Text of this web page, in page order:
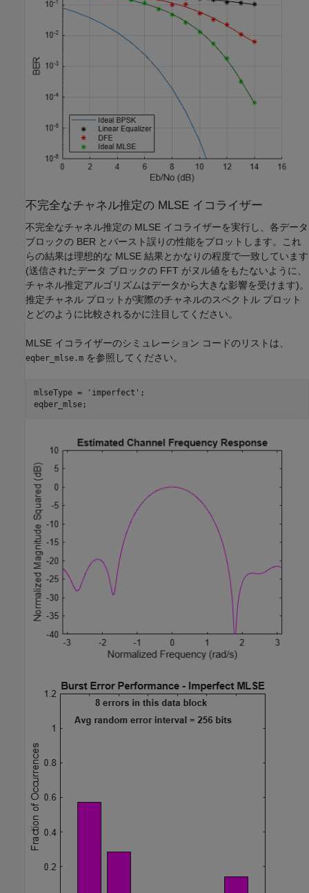
不完全なチャネル推定の MLSE イコライザー
不完全なチャネル推定の MLSE イコライザーを実行し、各データ
ブロックの BER とバースト誤りの性能をプロットします。これ
らの結果は理想的な MLSE 結果とかなりの程度で一致しています
(送信されたデータ ブロックの FFT がヌル値をもたないように、
チャネル推定アルゴリズムはデータから大きな影響を受けます)。
推定チャネル プロットが実際のチャネルのスペクトル プロット
とどのように比較されるかに注目してください。
MLSE イコライザーのシミュレーション コードのリストは、
eqber_mlse.m を参照してください。
mlseType = 'imperfect' ;